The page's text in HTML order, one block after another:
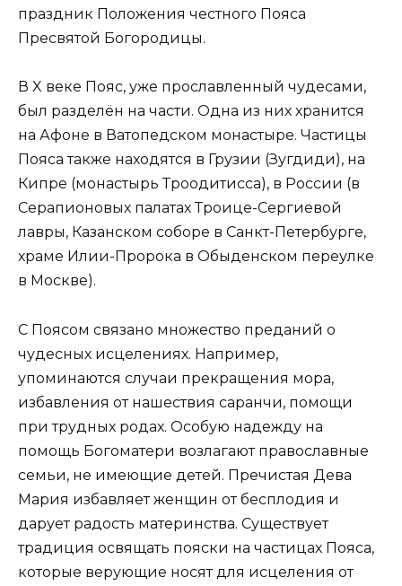
праздник Положения честного Пояса
Пресвятой Богородицы.
В X веке Пояс, уже прославленный чудесами,
был разделён на части. Одна из них хранится
на Афоне в Ватопедском монастыре. Частицы
Пояса также находятся в Грузии (Зугдиди), на
Кипре (монастырь Троодитисса), в России (в
Серапионовых палатах Троице-Сергиевой
лавры, Казанском соборе в Санкт-Петербурге,
храме Илии-Пророка в Обыденском переулке
в Москве).
С Поясом связано множество преданий о
чудесных исцелениях. Например,
упоминаются случаи прекращения мора,
избавления от нашествия саранчи, помощи
при трудных родах. Особую надежду на
помощь Богоматери возлагают православные
семьи, не имеющие детей. Пречистая Дева
Мария избавляет женщин от бесплодия и
дарует радость материнства. Существует
традиция освящать пояски на частицах Пояса,
которые верующие носят для исцеления от